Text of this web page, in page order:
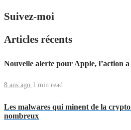
Suivez-moi
Articles récents
Nouvelle alerte pour Apple, l’action
8 ans ago 1 min read
Les malwares qui minent de la
nombreux